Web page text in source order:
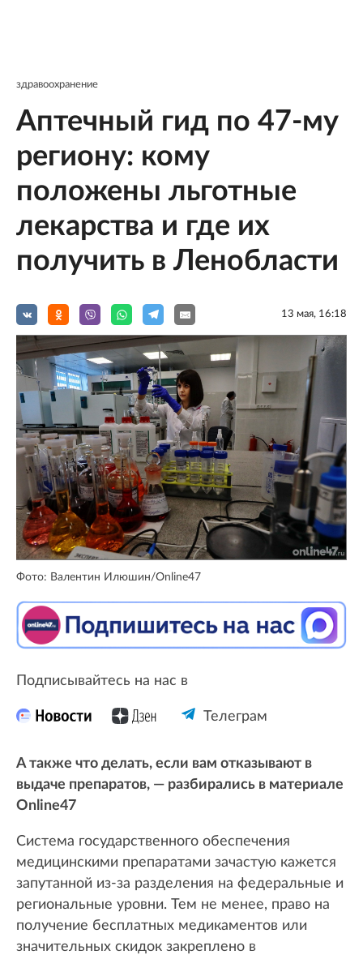
здравоохранение
Аптечный гид по 47-му
региону: кому
положены льготные
лекарства и где их
получить в Ленобласти
13 мая, 16:18
Фото: Валентин Илюшин/Online47
Подписывайтесь на нас в
Телеграм
А также что делать, если вам отказывают в
выдаче препаратов, — разбирались в материале
Online47
Система государственного обеспечения
медицинскими препаратами зачастую кажется
запутанной из-за разделения на федеральные и
региональные уровни. Тем не менее, право на
получение бесплатных медикаментов или
значительных скидок закреплено в